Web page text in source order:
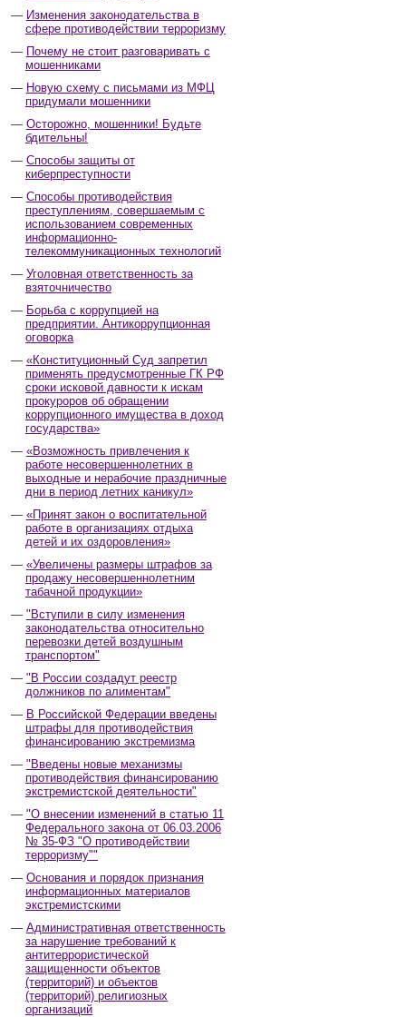
Изменения законодательства в
сфере противодействии терроризму
Почему не стоит разговаривать с
мошенниками
Новую схему с письмами из МФЦ
придумали мошенники
Осторожно, мошенники! Будьте
бдительны!
Способы защиты от
киберпреступности
Способы противодействия
преступлениям, совершаемым с
использованием современных
информационно-
телекоммуникационных технологий
Уголовная ответственность за
взяточничество
Борьба с коррупцией на
предприятии. Антикоррупционная
оговорка
«Конституционный Суд запретил
применять предусмотренные ГК РФ
сроки исковой давности к искам
прокуроров об обращении
коррупционного имущества в доход
государства»
«Возможность привлечения к
работе несовершеннолетних в
выходные и нерабочие праздничные
дни в период летних каникул»
«Принят закон о воспитательной
работе в организациях отдыха
детей и их оздоровления»
«Увеличены размеры штрафов за
продажу несовершеннолетним
табачной продукции»
"Вступили в силу изменения
законодательства относительно
перевозки детей воздушным
транспортом"
"В России создадут реестр
должников по алиментам"
В Российской Федерации введены
штрафы для противодействия
финансированию экстремизма
"Введены новые механизмы
противодействия финансированию
экстремистской деятельности"
"О внесении изменений в статью 11
Федерального закона от 06.03.2006
№ 35-ФЗ "О противодействии
терроризму""
Основания и порядок признания
информационных материалов
экстремистскими
Административная ответственность
за нарушение требований к
антитеррористической
защищенности объектов
(территорий) и объектов
(территорий) религиозных
организаций